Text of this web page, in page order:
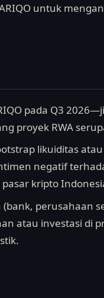
untuk
pada Q3
proyek RWA
likuiditas
negatif
kripto
perusahaan
atau investasi di